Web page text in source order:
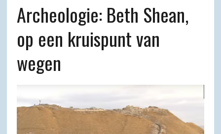
Archeologie: Beth Shean,
op een kruispunt van
wegen